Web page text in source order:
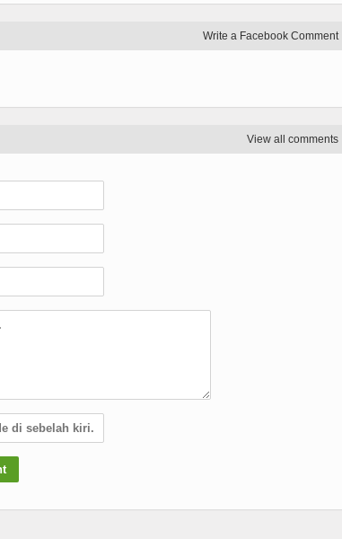
Write a Facebook Comment
View all comments